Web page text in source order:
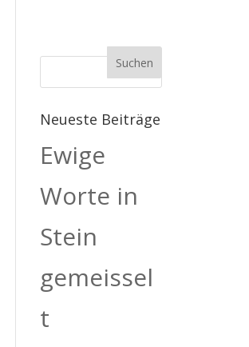
Neueste Beiträge
Ewige
Worte in
Stein
gemeissel
t